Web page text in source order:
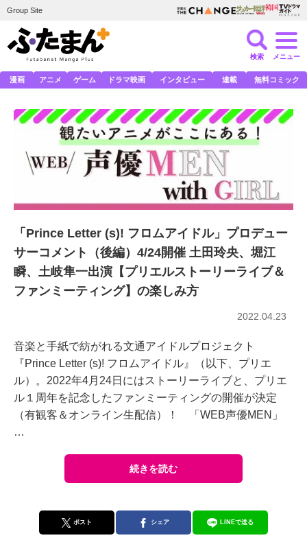
Group Site
検索 メニュー
漫画 アニメ ゲーム ドラマ映画 インタビュー 連載 無料コミック
「Prince Letter (s)! フロムアイドル」プロデュー
サーコメント（後編）4/24開催 土田玲央、堀江
瞬、土岐隼一出演【プリエルストーリーライブ＆
ファンミーティング】の楽しみ方
2022.04.23
音楽と手紙で紡がれる文通アイドルプロジェクト
『Prince Letter (s)! フロムアイドル』（以下、プリエ
ル）。2022年4月24日にはストーリーライブと、プリエ
ル１周年を記念したファンミーティングの開催が決定
（有観客＆オンライン生配信）！ 「WEB声優MEN」
…
続きを読む
ポスト シェア LINEで送る